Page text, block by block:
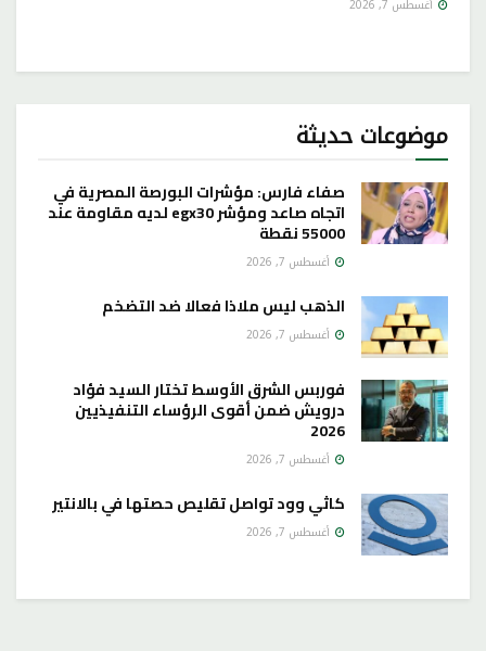
أغسطس 7, 2026
موضوعات حديثة
صفاء فارس: مؤشرات البورصة المصرية في
اتجاه صاعد ومؤشر egx30 لديه مقاومة عند
55000 نقطة
أغسطس 7, 2026
الذهب ليس ملاذا فعالا ضد التضخم
أغسطس 7, 2026
فوربس الشرق الأوسط تختار السيد فؤاد
درويش ضمن أقوى الرؤساء التنفيذيين
2026
أغسطس 7, 2026
كاثي وود تواصل تقليص حصتها في بالانتير
أغسطس 7, 2026